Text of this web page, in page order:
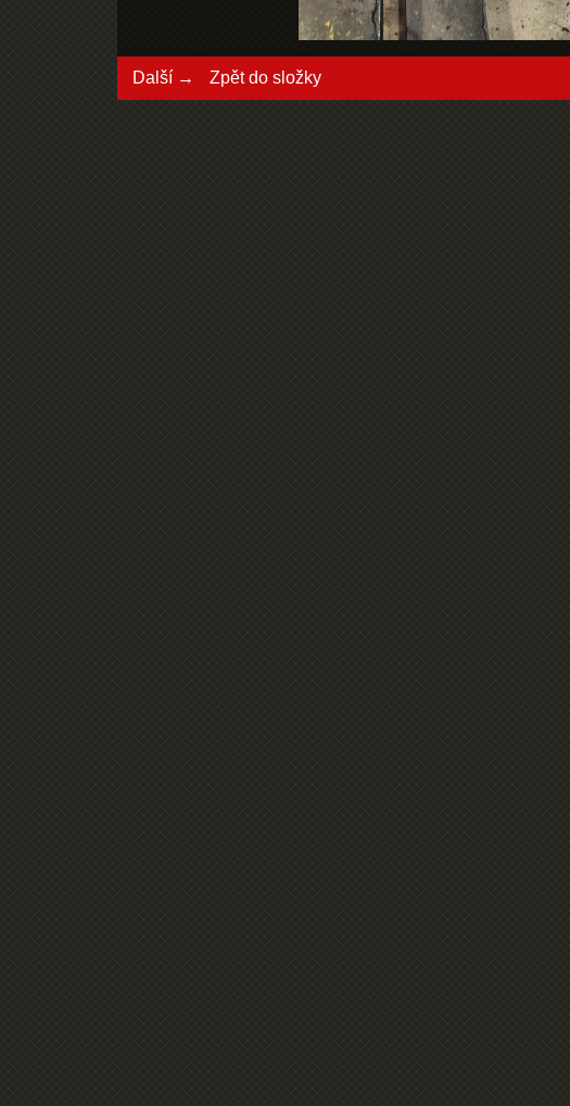
Další → Zpět do složky